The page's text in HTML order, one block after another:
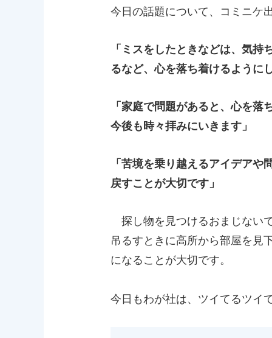
今日の話題について、コミニケ
「ミスをしたときなどは、気
るなど、心を落ち着けるように
「家庭で問題があると、心を
今後も時々拝みにいきます」
「苦境を乗り越えるアイデア
戻すことが大切です」
探し物を見つけるおまじない
吊るすときに高所から部屋を見
になることが大切です。
今日もわが社は、ツイてるツイ